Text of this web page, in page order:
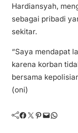
Hardiansyah,
sebagai pribadi
sekitar.
“Saya mendapat
karena korban
bersama
(oni)
Facebook Twitter Pinterest Mail WhatsApp